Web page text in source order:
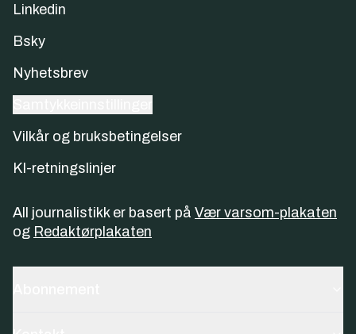
Linkedin
Bsky
Nyhetsbrev
Vilkår og bruksbetingelser
KI-retningslinjer
All journalistikk er basert på Vær varsom-plakaten
og Redaktørplakaten